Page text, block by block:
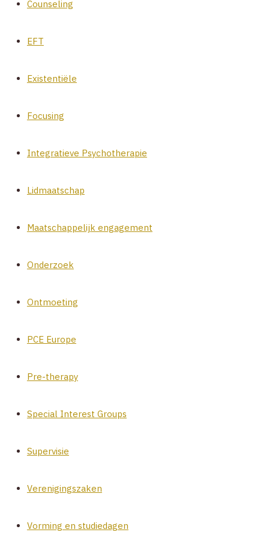
Counseling
EFT
Existentiële
Focusing
Integratieve Psychotherapie
Lidmaatschap
Maatschappelijk engagement
Onderzoek
Ontmoeting
PCE Europe
Pre-therapy
Special Interest Groups
Supervisie
Verenigingszaken
Vorming en studiedagen